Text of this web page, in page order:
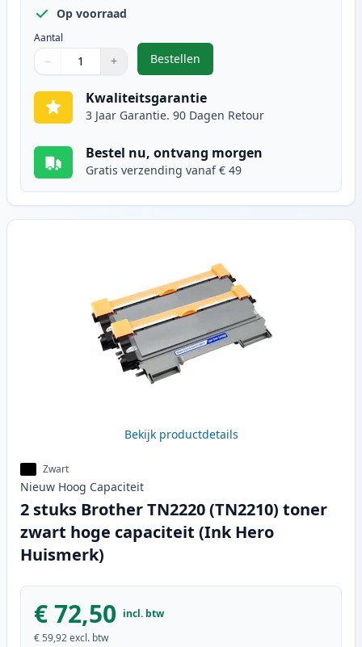
Op voorraad
Aantal
Gebruik de knoppen om aan te passen
− +
1
Bestellen
,3 stuks Brother TN2220 /
Kwaliteitsgarantie
3 Jaar Garantie. 90 Dagen Retour
Bestel nu, ontvang morgen
Gratis verzending vanaf € 49
Bekijk productdetails
Zwart
Nieuw Hoog Capaciteit
2 stuks Brother TN2220 (TN2210) toner
zwart hoge capaciteit (Ink Hero
Huismerk)
€ 72,50 incl. btw
€ 59,92excl. btw